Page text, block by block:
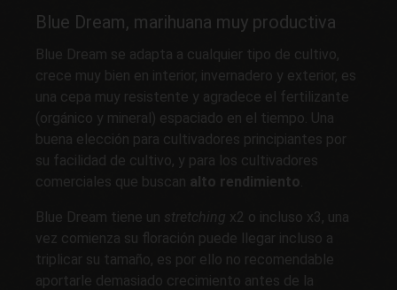
Blue Dream, marihuana muy productiva
Blue Dream se adapta a cualquier tipo de cultivo,
crece muy bien en interior, invernadero y exterior, es
una cepa muy resistente y agradece el fertilizante
(orgánico y mineral) espaciado en el tiempo. Una
buena elección para cultivadores principiantes por
su facilidad de cultivo, y para los cultivadores
comerciales que buscan alto rendimiento
Blue Dream tiene un stretching x2 o incluso x3, una
vez comienza su floración puede llegar incluso a
triplicar su tamaño, es por ello no recomendable
aportarle demasiado crecimiento antes de la